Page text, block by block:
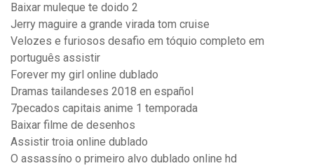
Baixar muleque te doido 2
Jerry maguire a grande virada tom cruise
Velozes e furiosos desafio em tóquio completo em
português assistir
Forever my girl online dublado
Dramas tailandeses 2018 en español
7pecados capitais anime 1 temporada
Baixar filme de desenhos
Assistir troia online dublado
O assassíno o primeiro alvo dublado online hd